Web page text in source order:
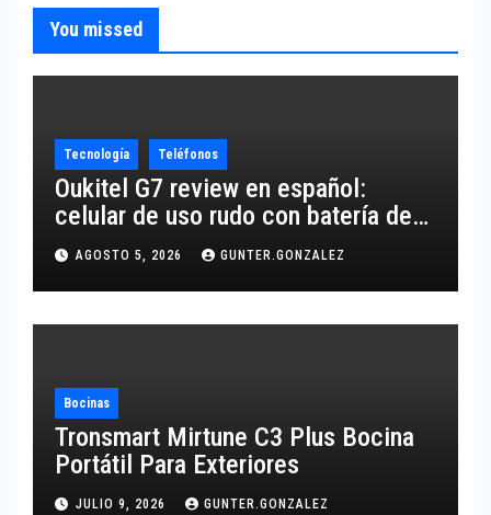
You missed
Tecnología Teléfonos
Oukitel G7 review en español:
celular de uso rudo con batería de
10,600 mAh
AGOSTO 5, 2026 GUNTER.GONZALEZ
Bocinas
Tronsmart Mirtune C3 Plus Bocina
Portátil Para Exteriores
JULIO 9, 2026 GUNTER.GONZALEZ